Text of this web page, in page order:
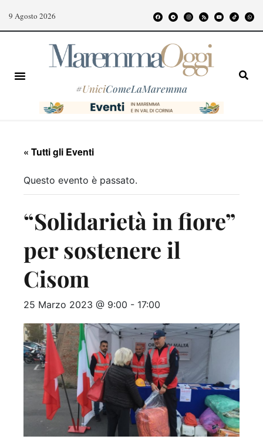
9 Agosto 2026
#UniciComeLaMaremma
« Tutti gli Eventi
Questo evento è passato.
“Solidarietà in fiore”
per sostenere il
Cisom
25 Marzo 2023 @ 9:00 - 17:00